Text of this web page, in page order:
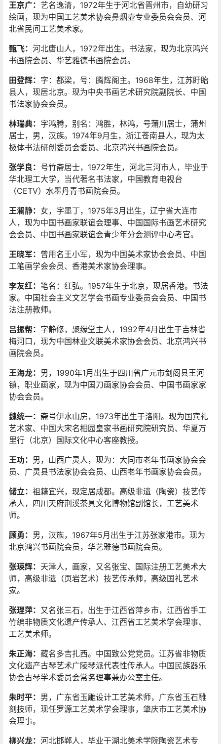
王京广： 艺名逸清，1972年生于河北省晋州市，自幼研习
绘画，现为中国工艺美术协会鼻烟壶专业委员会会员、河
北省民间工艺美术家。
甄飞： 河北唐山人，1972年出生。书法家，现为北京鸿兴
书画院会员、华艺雅德书画院会员。
田登辉： 字：都梁，号：腾辉阁主。1968年生，江苏盱眙
县人，现居北京。现为中央书画艺术研究院副院长、中国
书法家协会会员。
林瑞典： 字鸿腾，别名：鸿胜，林鸿，号蒲川居士，蒲州
居士，男，汉族。1974年9月生，浙江苍南县人，现为太
极体书法研创委员会委员、北京鸿兴书画院会员。
张学良： 号竹斋居士，1972年生，河北三河市人，毕业于
华北理工大学，当代著名书法家，中国教育电视台
（CETV）水墨丹青书画院会员。
王澜静： 女，字墨丁，1975年3月出生，辽宁省大连市
人，现为中国书画家联谊会理事、中国国际书画艺术研究
会会员、中国书画家联谊会青少年分会测评中心考官。
王晓军： 曾用名王小军，现为中国美术家协会会员、中国
工笔画学会会员、香港美术家协会理事。
李友红： 笔名：红弘。1957年生于北京，现居香港。书法
家。中国社会主义文艺学会书画专业委员会会员、中国书
法注册教师。
吕振帮： 字静修，聚缘堂主人，1992年4月出生于吉林省
梅河口，现为中国林业文联美术家协会会员、北京鸿兴书
画院会员。
王海龙： 男，1990年1月出生于四川省广元市剑阁县王河
镇，职业画家，现为中国刀画家协会会员、中国书画家家
协会会员。
魏统一： 斋号伊水山房，1973年出生于洛阳。现为国宾礼
艺术家、中国大宋名相园皇家书画研究院研究员、华夏万
里行（北京）国际文化中心客座教授。
王功： 男，山西广灵人，现为：大同市老年书画家协会会
员、广灵县书法家协会会员、山西老年书画家协会会员。
储立： 祖籍宜兴，现定居成都。高级非遗（陶瓷）技艺传
承人，四川天府荆溪茶具文化博物馆副馆长，工艺美术
师。
顾勇： 男，汉族，1967年5月出生于江苏张家港市。现为
北京鸿兴书画院会员，华艺雅德书画院会员。
张瑛辉： 天津人，画家，又名张宝、国际注册工艺美术大
师，高级非遗（页岩艺术）技艺传承师，高级国礼艺术
家。
张理萍： 又名张三石，出生于江西省萍乡市，江西省手工
竹编非物质文化遗产传承人、江西省工艺美术学会理事、
工艺美术师。
朱正海： 藏名多吉扎西。中国致公党党员。江苏省非物质
文化遗产古琴艺术广陵琴派代表性传承人。中国民族器乐
协会古琴学术委员会常务理事兼办公室主任。
朱时平： 男，广东省玉雕设计工艺美术师，广东省玉石雕
刻技师，现任罗源工艺美术学会理事，肇庆市工艺美术协
会理事。
柳兴龙： 河北邯郸人，毕业于湖北美术学院陶瓷艺术专